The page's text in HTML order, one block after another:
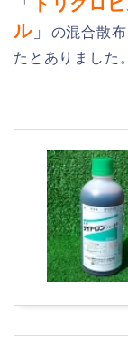
「 トリクロ
ル」
の混合散
たとありました。